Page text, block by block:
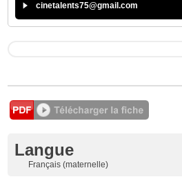
cinetalents75@gmail.com
Langue
Français (maternelle)